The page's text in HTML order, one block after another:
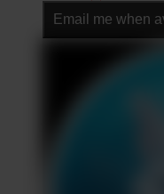
Email me when